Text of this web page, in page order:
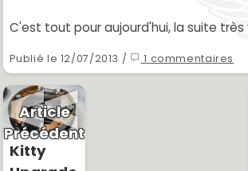
C'est tout pour aujourd'hui, la suite
Publié le 12/07/2013 / 1 commentaires
Article
Précédent
Kitty